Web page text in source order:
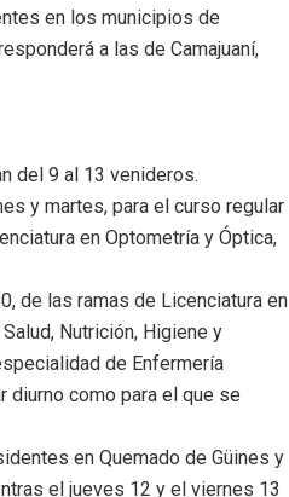
en los municipios de
a las de Camajuaní,
del 9 al 13 venideros.
y martes, para el curso regular
en Optometría y Óptica,
de las ramas de Licenciatura en
Nutrición, Higiene y
de Enfermería
diurno como para el que se
en Quemado de Güines y
el jueves 12 y el viernes 13